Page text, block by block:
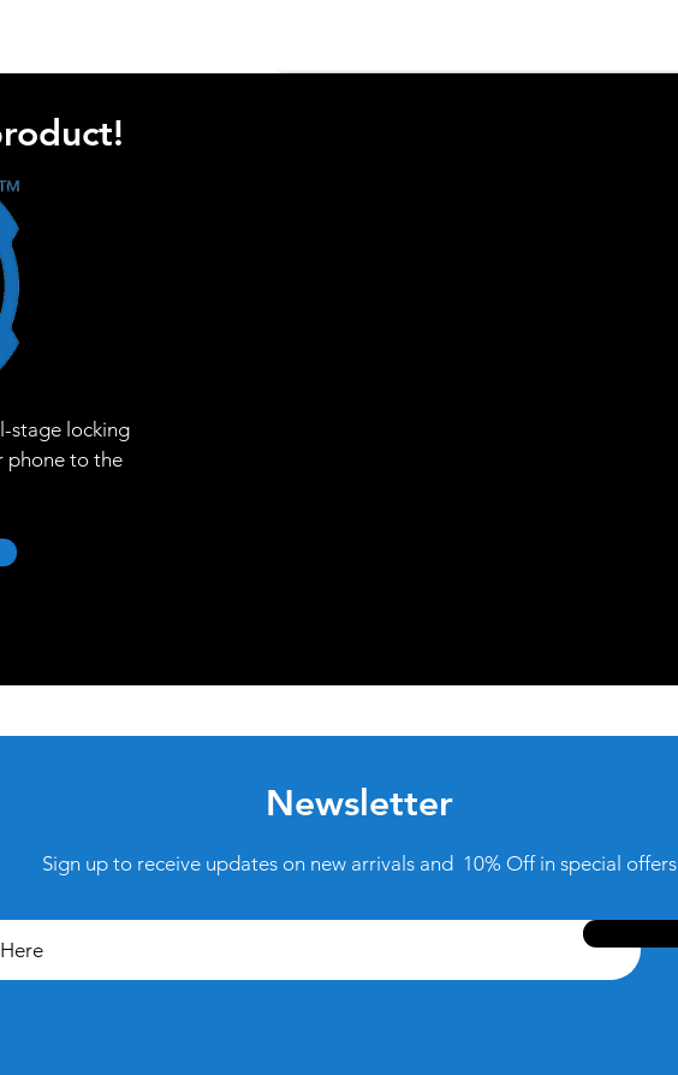
stage locking
phone to the
Newsletter
Sign up to receive updates on new arrivals and 10% Off in special offers